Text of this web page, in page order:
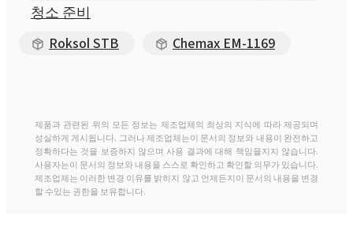
청소 준비
Roksol STB
Chemax EM-1169
제품과 관련된 위의 모든 정보는 제조업체의 최상의 지식에 따라 제공되며
성실하게 게시됩니다. 그러나 제조업체는이 문서의 정보와 내용이 완전하고
정확하다는 것을 보증하지 않으며 사용 결과에 대해 책임을지지 않습니다.
사용자는이 문서의 정보와 내용을 스스로 확인하고 확인할 의무가 있습니다.
제조업체는 이러한 변경 이유를 밝히지 않고 언제든지이 문서의 내용을 변경
할 수있는 권한을 보유합니다.